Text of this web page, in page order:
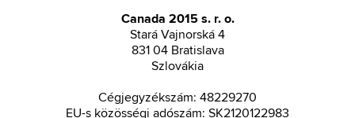
Canada 2015 s. r. o.
Stará Vajnorská 4
831 04 Bratislava
Szlovákia
Cégjegyzékszám: 48229270
EU-s közösségi adószám: SK2120122983